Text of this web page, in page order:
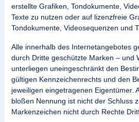
erstellte Grafiken, Tondokumente,
Texte zu nutzen oder auf lizenzfreie
Tondokumente, Videosequenzen und
Alle innerhalb des Internetangebotes
durch Dritte geschützte Marken – und
unterliegen uneingeschränkt den
gültigen Kennzeichenrechts und den
jeweiligen eingetragenen Eigentümer.
bloßen Nennung ist nicht der Schluss
Markenzeichen nicht durch Rechte